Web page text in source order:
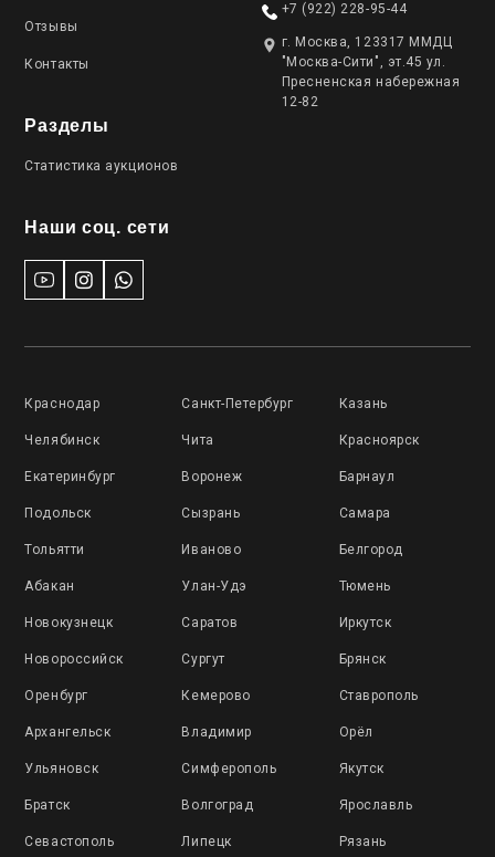
Отзывы
Контакты
Разделы
Статистика аукционов
Наши соц. сети
+7 (922) 228-95-44
г. Москва, 123317 ММДЦ
"Москва-Сити", эт.45 ул.
Пресненская набережная
12-82
Краснодар Санкт-Петербург Казань
Челябинск Чита Красноярск
Екатеринбург Воронеж Барнаул
Подольск Сызрань Самара
Тольятти Иваново Белгород
Абакан Улан-Удэ Тюмень
Новокузнецк Саратов Иркутск
Новороссийск Сургут Брянск
Оренбург Кемерово Ставрополь
Архангельск Владимир Орёл
Ульяновск Симферополь Якутск
Братск Волгоград Ярославль
Севастополь Липецк Рязань